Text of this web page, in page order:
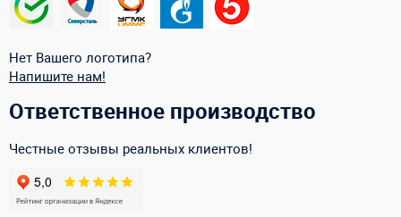
Нет Вашего логотипа?
Напишите нам!
Ответственное производство
Честные отзывы реальных клиентов!